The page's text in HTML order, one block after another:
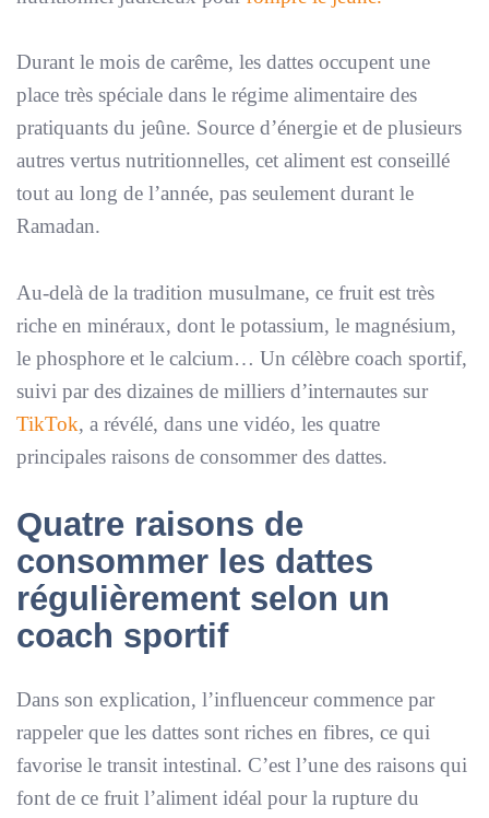
Durant le mois de carême, les dattes occupent une
place très spéciale dans le régime alimentaire des
pratiquants du jeûne. Source d’énergie et de plusieurs
autres vertus nutritionnelles, cet aliment est conseillé
tout au long de l’année, pas seulement durant le
Ramadan.
Au-delà de la tradition musulmane, ce fruit est très
riche en minéraux, dont le potassium, le magnésium,
le phosphore et le calcium… Un célèbre coach sportif,
suivi par des dizaines de milliers d’internautes sur
TikTok, a révélé, dans une vidéo, les quatre
principales raisons de consommer des dattes.
Quatre raisons de
consommer les dattes
régulièrement selon un
coach sportif
Dans son explication, l’influenceur commence par
rappeler que les dattes sont riches en fibres, ce qui
favorise le transit intestinal. C’est l’une des raisons qui
font de ce fruit l’aliment idéal pour la rupture du